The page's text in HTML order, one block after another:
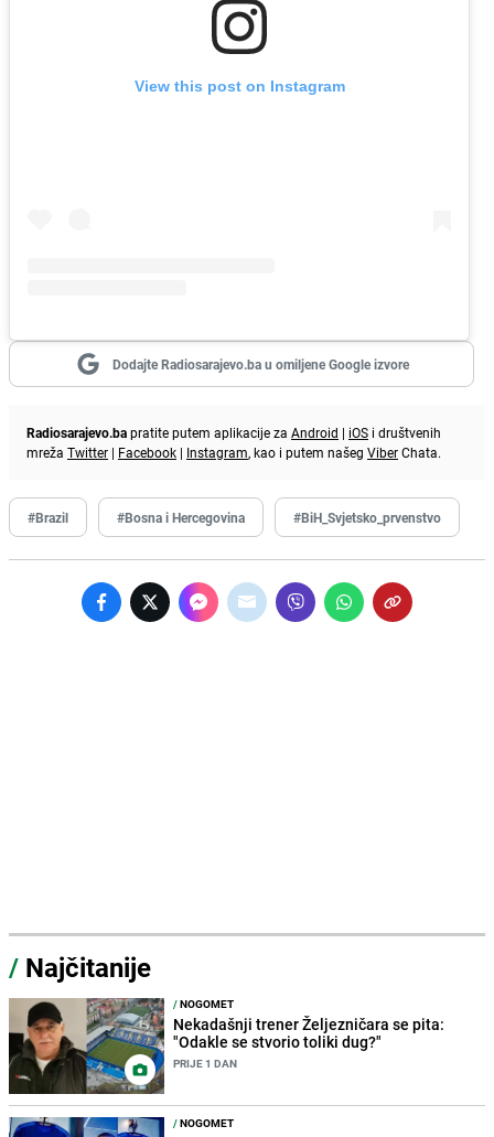
View this post on Instagram
Dodajte Radiosarajevo.ba u omiljene Google izvore
Radiosarajevo.bapratite putem aplikacije za Android | iOS i društvenih
mreža Twitter | Facebook | Instagram, kao i putem našeg ViberChata.
#Brazil #Bosna i Hercegovina #BiH_Svjetsko_prvenstvo
/ Najčitanije
/NOGOMET
Nekadašnji trener Željezničara se pita:
"Odakle se stvorio toliki dug?"
PRIJE 1 DAN
/NOGOMET